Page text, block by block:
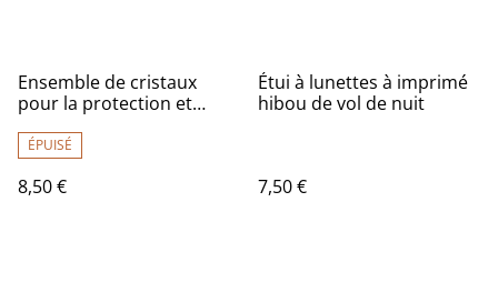
Ensemble de cristaux
pour la protection et
ÉPUISÉ
8,50 €
Étui à lunettes à imprimé
hibou de vol de nuit
7,50 €